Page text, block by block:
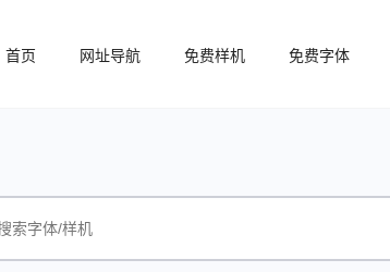
首页 网址导航 免费样机 免费字体